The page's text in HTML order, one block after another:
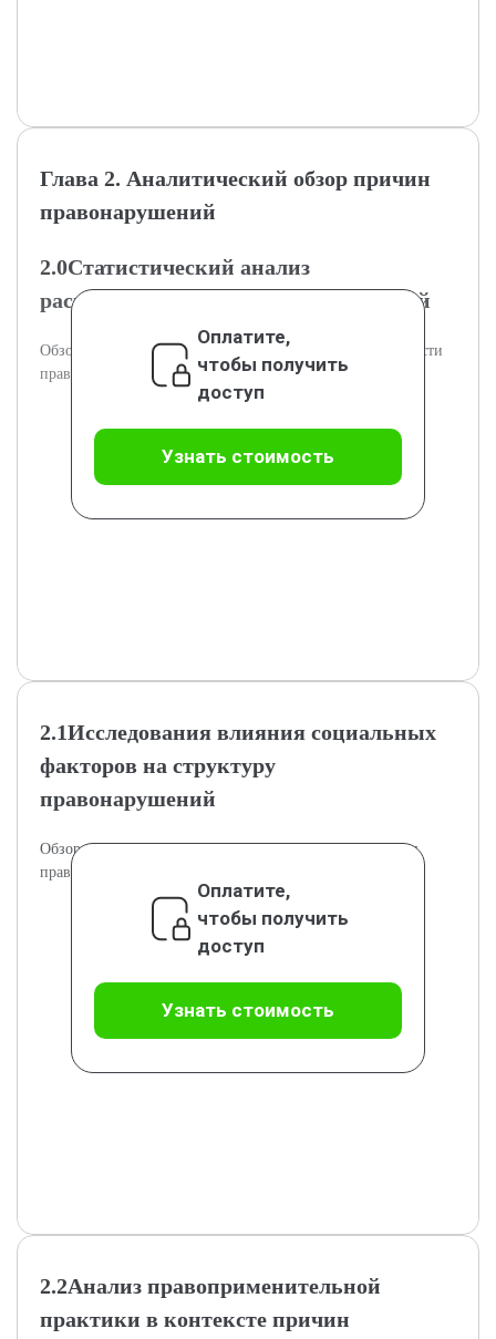
Глава 2. Аналитический обзор причин
правонарушений
2.0Статистический анализ
распространенности правонарушений
Обзор и анализ статистики по видам и распространенности
правонарушений.
Оплатите,
чтобы получить
доступ
Узнать стоимость
2.1Исследования влияния социальных
факторов на структуру
правонарушений
Обзор эмпирических исследований социальных причин
правонарушений.
Оплатите,
чтобы получить
доступ
Узнать стоимость
2.2Анализ правоприменительной
практики в контексте причин